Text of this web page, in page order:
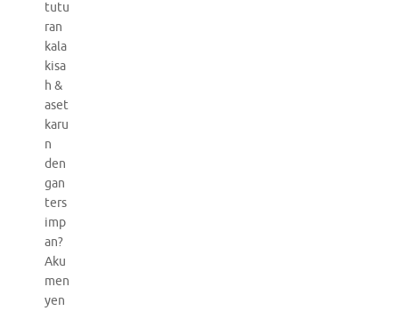
tutu
ran
kala
kisa
h &
aset
karu
n
den
gan
ters
imp
an?
Aku
men
yen